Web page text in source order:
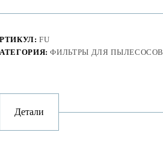
FU
ФИЛЬТРЫ ДЛЯ ПЫЛЕСОСОВ
Детали